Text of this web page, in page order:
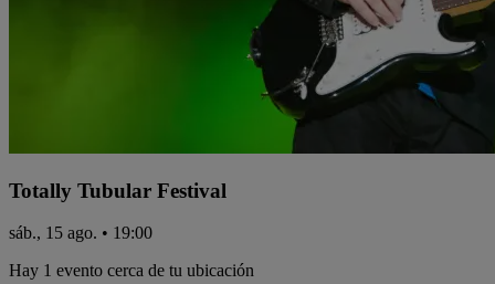
Totally Tubular Festival
sáb., 15 ago. • 19:00
Hay 1 evento cerca de tu ubicación